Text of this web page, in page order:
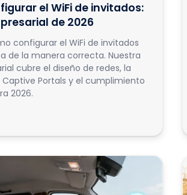
el WiFi de invitados:
de 2026
configurar el WiFi de invitados
de la manera correcta. Nuestra
cubre el diseño de redes, la
Captive Portals y el cumplimiento
2026.